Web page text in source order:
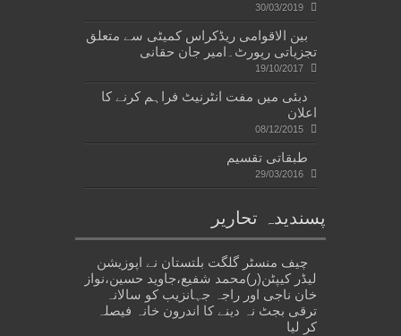
30/03/2019
بین الاقوامی ریڈکراس کمیٹی سے متعلق
تجزیاتی رپورٹ۔امیر جان حقانی
19/10/2017
دبئی میں مفت انٹرنیٹ فراہم کرنے کا
اعلان
08/12/2015
طبقاتی تقسیم
29/03/2016
پسندیدہ تحاریر
چیف منسٹر گلگت بلتستان نے اپوزیشن
لیڈر کیپٹن(ر)محمد شفیع،جاوید حسین،نواز
خان ناجی اور راجہ جہانزیب کو سالانہ
ترقی بجٹ نہ دینے کا اندرون خانہ فیصلہ
کر لیا